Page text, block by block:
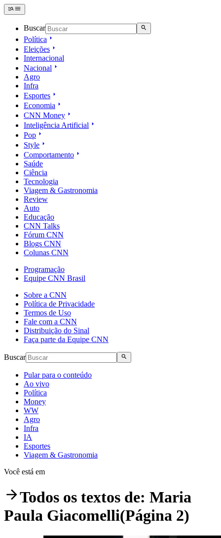
Buscar
Política
Eleições
Internacional
Nacional
Agro
Infra
Esportes
Economia
CNN Money
Inteligência Artificial
Pop
Style
Comportamento
Saúde
Ciência
Tecnologia
Viagem & Gastronomia
Review
Auto
Educação
CNN Talks
Fórum CNN
Blogs CNN
Colunas CNN
Programação
Equipe CNN Brasil
Sobre a CNN
Política de Privacidade
Termos de Uso
Fale com a CNN
Distribuição do Sinal
Faça parte da Equipe CNN
Buscar
Pular para o conteúdo
Ao vivo
Política
Money
WW
Agro
Infra
IA
Esportes
Viagem & Gastronomia
Você está em
Todos os textos de: Maria
Paula Giacomelli(Página 2)